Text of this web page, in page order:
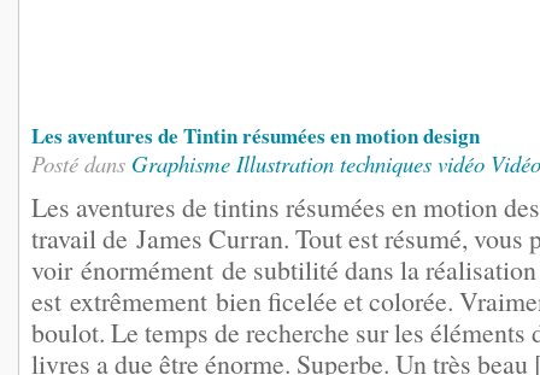
Les aventures de Tintin résumées en motion design
Posté dans Graphisme Illustration techniques vidéo
Les aventures de tintins résumées en motion
travail de James Curran. Tout est résumé, vous
voir énormément de subtilité dans la
est extrêmement bien ficelée et colorée.
boulot. Le temps de recherche sur les éléments
livres a due être énorme. Superbe. Un très beau